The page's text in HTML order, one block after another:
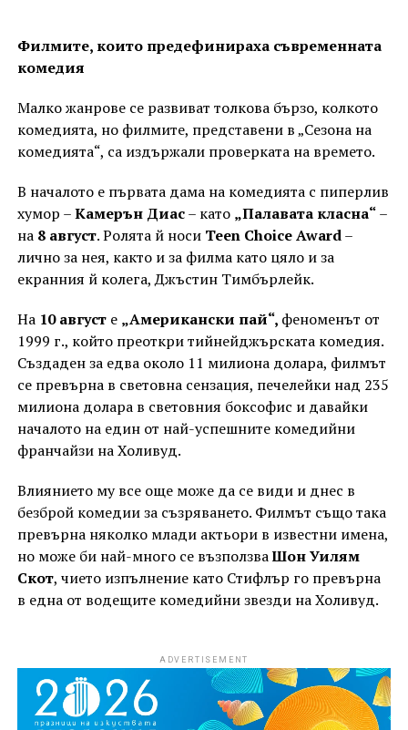
Филмите, които предефинираха съвременната
комедия
Малко жанрове се развиват толкова бързо, колкото
комедията, но филмите, представени в „Сезона на
комедията“, са издържали проверката на времето.
В началото е първата дама на комедията с пиперлив
хумор –Камерън Диас– като „Палавата класна“–
на 8 август. Ролята й носи Teen Choice Award–
лично за нея, както и за филма като цяло и за
екранния й колега, Джъстин Тимбърлейк.
На 10 августе „Американски пай“, феноменът от
1999 г., който преоткри тийнейджърската комедия.
Създаден за едва около 11 милиона долара, филмът
се превърна в световна сензация, печелейки над 235
милиона долара в световния боксофис и давайки
началото на един от най-успешните комедийни
франчайзи на Холивуд.
Влиянието му все още може да се види и днес в
безброй комедии за съзряването. Филмът също така
превърна няколко млади актьори в известни имена,
но може би най-много се възползваШон Уилям
Скот, чието изпълнение като Стифлър го превърна
в една от водещите комедийни звезди на Холивуд.
ADVERTISEMENT